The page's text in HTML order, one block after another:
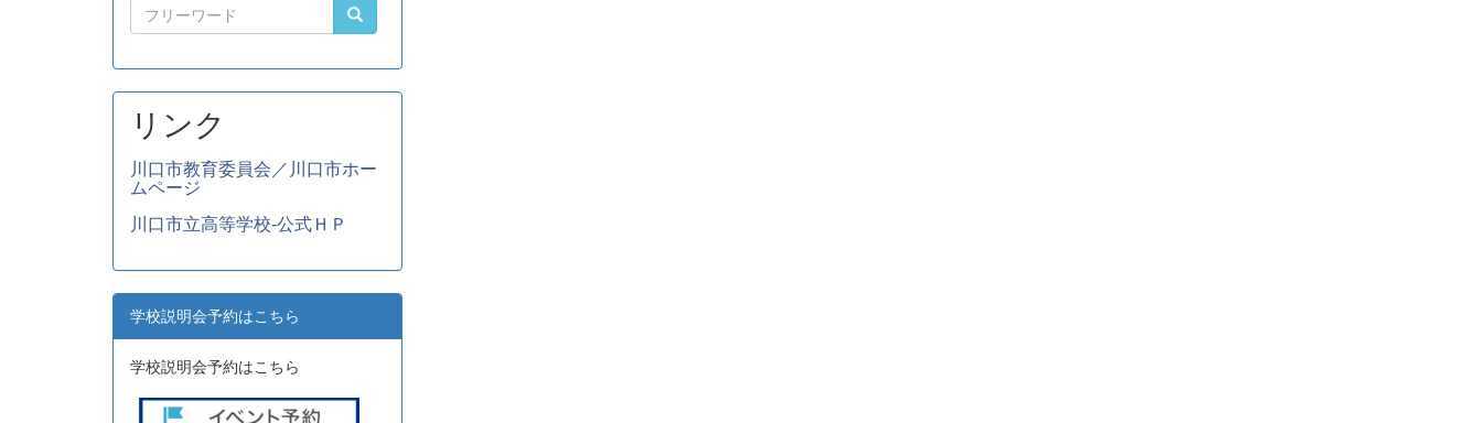
リンク
川口市教育委員会／川口市ホー
ムページ
川口市立高等学校-公式ＨＰ
学校説明会予約はこちら
学校説明会予約はこちら